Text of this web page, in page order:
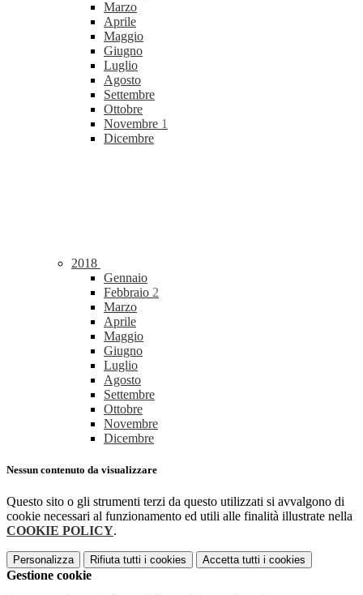
Marzo
Aprile
Maggio
Giugno
Luglio
Agosto
Settembre
Ottobre
Novembre 1
Dicembre
2018
Gennaio
Febbraio 2
Marzo
Aprile
Maggio
Giugno
Luglio
Agosto
Settembre
Ottobre
Novembre
Dicembre
Nessun contenuto da visualizzare
Questo sito o gli strumenti terzi da questo utilizzati si avvalgono di
cookie necessari al funzionamento ed utili alle finalità illustrate nella
COOKIE POLICY.
Personalizza Rifiuta tutti i cookies Accetta tutti i cookies
Gestione cookie